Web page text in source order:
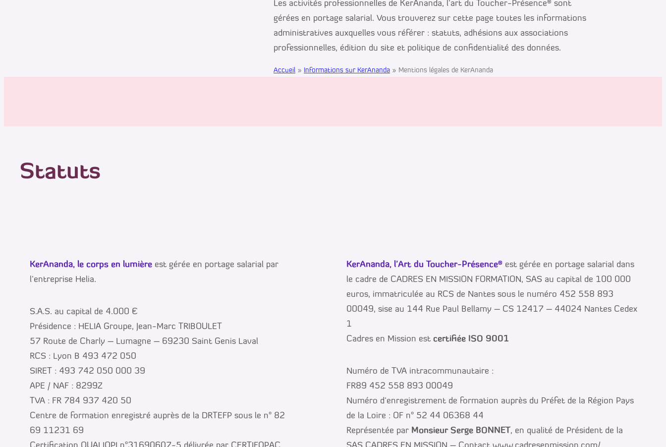
Les activités professionnelles de KerAnanda, l’art du Toucher-Présence® sont
gérées en portage salarial. Vous trouverez sur cette page toutes les informations
administratives auxquelles vous référer : statuts, adhésions aux associations
professionnelles, édition du site et politique de confidentialité des données.
Accueil » Informations sur KerAnanda » Mentions légales de KerAnanda
Statuts
KerAnanda, le corps en lumière est gérée en portage salarial par
l’entreprise Helia.
S.A.S. au capital de 4.000 €
Présidence : HELIA Groupe, Jean-Marc TRIBOULET
57 Route de Charly – Lumagne – 69230 Saint Genis Laval
RCS : Lyon B 493 472 050
SIRET : 493 742 050 000 39
APE / NAF : 8299Z
TVA : FR 784 937 420 50
Centre de formation enregistré auprès de la DRTEFP sous le n° 82
69 11231 69
KerAnanda, l’Art du Toucher-Présence® est gérée en portage salarial dans
le cadre de CADRES EN MISSION FORMATION, SAS au capital de 100 000
euros, immatriculée au RCS de Nantes sous le numéro 452 558 893
00049, sise au 144 Rue Paul Bellamy – CS 12417 – 44024 Nantes Cedex
1
Cadres en Mission est certifiée ISO 9001
Numéro de TVA intracommunautaire :
FR89 452 558 893 00049
Numéro d’enregistrement de formation auprès du Préfet de la Région Pays
de la Loire : OF n° 52 44 06368 44
Représentée par Monsieur Serge BONNET , en qualité de Président de la